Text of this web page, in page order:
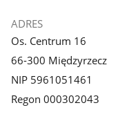
ADRES
Os. Centrum 16
66-300 Międzyrzecz
NIP 5961051461
Regon 000302043